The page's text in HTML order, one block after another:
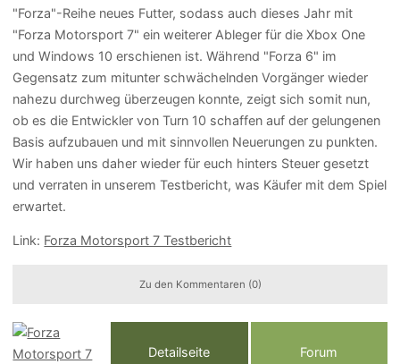
"Forza"-Reihe neues Futter, sodass auch dieses Jahr mit
"Forza Motorsport 7" ein weiterer Ableger für die Xbox One
und Windows 10 erschienen ist. Während "Forza 6" im
Gegensatz zum mitunter schwächelnden Vorgänger wieder
nahezu durchweg überzeugen konnte, zeigt sich somit nun,
ob es die Entwickler von Turn 10 schaffen auf der gelungenen
Basis aufzubauen und mit sinnvollen Neuerungen zu punkten.
Wir haben uns daher wieder für euch hinters Steuer gesetzt
und verraten in unserem Testbericht, was Käufer mit dem Spiel
erwartet.
Link: Forza Motorsport 7 Testbericht
Zu den Kommentaren (0)
Detailseite Forum